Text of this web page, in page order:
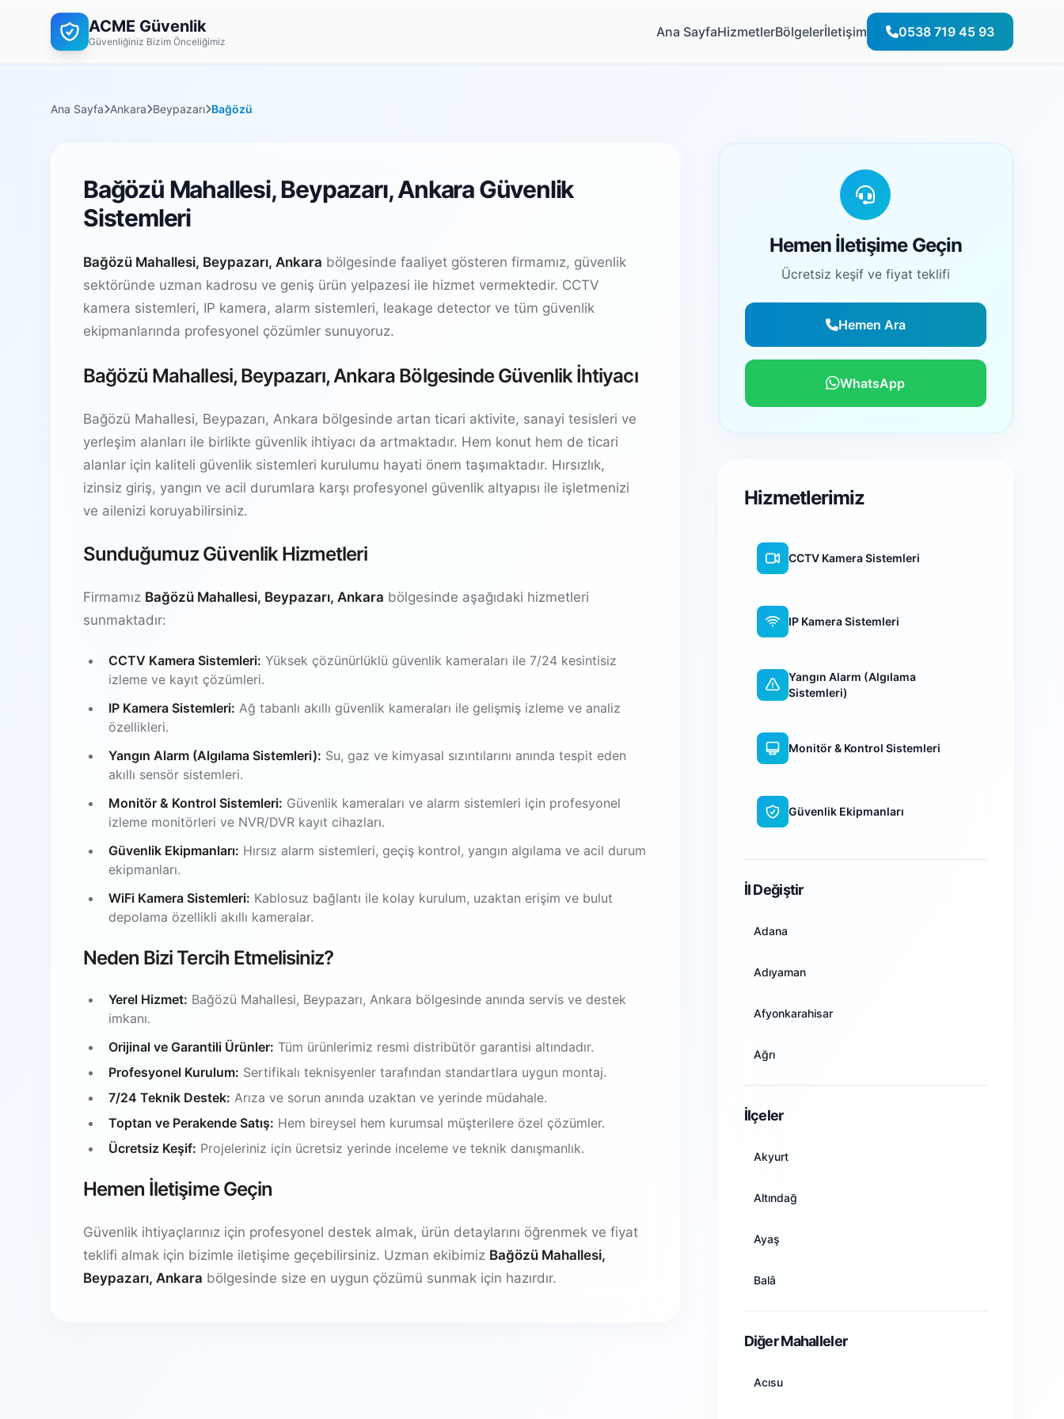
ACME Güvenlik
Güvenliğiniz Bizim Önceliğimiz
Ana SayfaHizmetlerBölgelerİletişim 0538 719 45 93
Ana Sayfa Ankara Beypazarı Bağözü
Bağözü Mahallesi, Beypazarı, Ankara Güvenlik
Sistemleri
Bağözü Mahallesi, Beypazarı, Ankara bölgesinde faaliyet gösteren firmamız, güvenlik
sektöründe uzman kadrosu ve geniş ürün yelpazesi ile hizmet vermektedir. CCTV
kamera sistemleri, IP kamera, alarm sistemleri, leakage detector ve tüm güvenlik
ekipmanlarında profesyonel çözümler sunuyoruz.
Bağözü Mahallesi, Beypazarı, Ankara Bölgesinde Güvenlik İhtiyacı
Bağözü Mahallesi, Beypazarı, Ankara bölgesinde artan ticari aktivite, sanayi tesisleri ve
yerleşim alanları ile birlikte güvenlik ihtiyacı da artmaktadır. Hem konut hem de ticari
alanlar için kaliteli güvenlik sistemleri kurulumu hayati önem taşımaktadır. Hırsızlık,
izinsiz giriş, yangın ve acil durumlara karşı profesyonel güvenlik altyapısı ile işletmenizi
ve ailenizi koruyabilirsiniz.
Sunduğumuz Güvenlik Hizmetleri
Firmamız Bağözü Mahallesi, Beypazarı, Ankara bölgesinde aşağıdaki hizmetleri
sunmaktadır:
CCTV Kamera Sistemleri: Yüksek çözünürlüklü güvenlik kameraları ile 7/24 kesintisiz
izleme ve kayıt çözümleri.
IP Kamera Sistemleri: Ağ tabanlı akıllı güvenlik kameraları ile gelişmiş izleme ve analiz
özellikleri.
Yangın Alarm (Algılama Sistemleri): Su, gaz ve kimyasal sızıntılarını anında tespit eden
akıllı sensör sistemleri.
Monitör & Kontrol Sistemleri: Güvenlik kameraları ve alarm sistemleri için profesyonel
izleme monitörleri ve NVR/DVR kayıt cihazları.
Güvenlik Ekipmanları: Hırsız alarm sistemleri, geçiş kontrol, yangın algılama ve acil durum
ekipmanları.
WiFi Kamera Sistemleri: Kablosuz bağlantı ile kolay kurulum, uzaktan erişim ve bulut
depolama özellikli akıllı kameralar.
Neden Bizi Tercih Etmelisiniz?
Yerel Hizmet: Bağözü Mahallesi, Beypazarı, Ankara bölgesinde anında servis ve destek
imkanı.
Orijinal ve Garantili Ürünler: Tüm ürünlerimiz resmi distribütör garantisi altındadır.
Profesyonel Kurulum: Sertifikalı teknisyenler tarafından standartlara uygun montaj.
7/24 Teknik Destek: Arıza ve sorun anında uzaktan ve yerinde müdahale.
Toptan ve Perakende Satış: Hem bireysel hem kurumsal müşterilere özel çözümler.
Ücretsiz Keşif: Projeleriniz için ücretsiz yerinde inceleme ve teknik danışmanlık.
Hemen İletişime Geçin
Güvenlik ihtiyaçlarınız için profesyonel destek almak, ürün detaylarını öğrenmek ve fiyat
teklifi almak için bizimle iletişime geçebilirsiniz. Uzman ekibimiz Bağözü Mahallesi,
Beypazarı, Ankara bölgesinde size en uygun çözümü sunmak için hazırdır.
Hemen İletişime Geçin
Ücretsiz keşif ve fiyat teklifi
Hemen Ara
WhatsApp
Hizmetlerimiz
CCTV Kamera Sistemleri
IP Kamera Sistemleri
Yangın Alarm (Algılama
Sistemleri)
Monitör & Kontrol Sistemleri
Güvenlik Ekipmanları
İl Değiştir
Adana
Adıyaman
Afyonkarahisar
Ağrı
Bilecik
Bingöl
İlçeler
Akyurt
Altındağ
Ayaş
Balâ
Diğer Mahalleler
Acısu